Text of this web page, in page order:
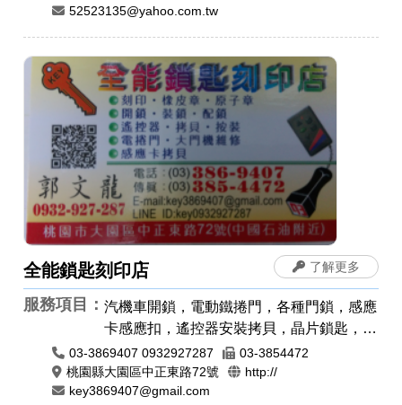
52523135@yahoo.com.tw
全能鎖匙刻印店
服務項目：汽機車開鎖，電動鐵捲門，各種門鎖，感應
卡感應扣，遙控器安裝拷貝，晶片鎖匙，汽
車開鎖，機車開鎖，公司章，電腦刻印，橡
皮章，印鑑章，原子章
03-3869407 0932927287
03-3854472
桃園縣大園區中正東路72號
http://
key3869407@gmail.com
了解更多